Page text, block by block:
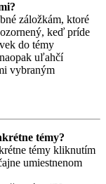
záložkám, ktoré
keď príde
do témy
uľahčí
vybraným
témy?
témy kliknutím
umiestnenom